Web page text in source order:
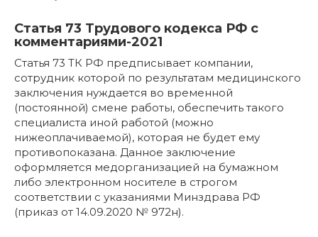
Статья 73 Трудового кодекса РФ с
комментариями-2021
Статья 73 ТК РФ предписывает компании,
сотрудник которой по результатам медицинского
заключения нуждается во временной
(постоянной) смене работы, обеспечить такого
специалиста иной работой (можно
нижеоплачиваемой), которая не будет ему
противопоказана. Данное заключение
оформляется медорганизацией на бумажном
либо электронном носителе в строгом
соответствии с указаниями Минздрава РФ
(приказ от 14.09.2020 № 972н).